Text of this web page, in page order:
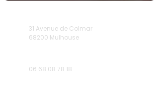
31 Avenue de Colmar
68200 Mulhouse
06 68 08 78 18